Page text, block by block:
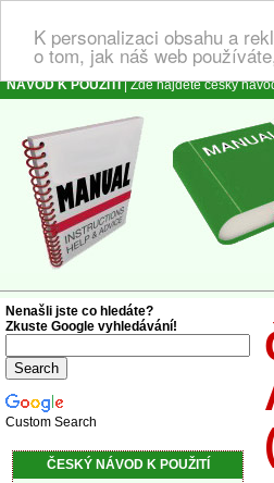
K personalizaci obsahu a
o tom, jak náš web
NÁVOD K POUŽITÍ| Zde najdete český
Nenašli jste co hledáte?
Zkuste Google vyhledávání!
Custom Search
ČESKÝ NÁVOD K POUŽITÍ